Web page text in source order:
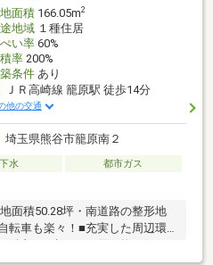
面積166.05m2
地域１種住居
い率60%
率200%
条件あり
ＪＲ高崎線 籠原駅 徒歩14分
他の交通
埼玉県熊谷市籠原南２
水
都市ガス
面積50.28坪・南道路の整形地
転車も楽々！■充実した周辺環
内で生活に優しい。・籠原駅ま